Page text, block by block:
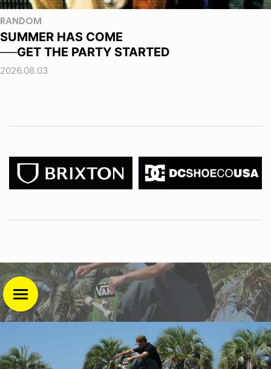
RANDOM
SUMMER HAS COME
──GET THE PARTY STARTED
2026.08.03